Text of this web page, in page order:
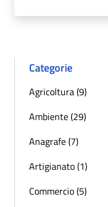
Categorie
Agricoltura (9)
Ambiente (29)
Anagrafe (7)
Artigianato (1)
Commercio (5)